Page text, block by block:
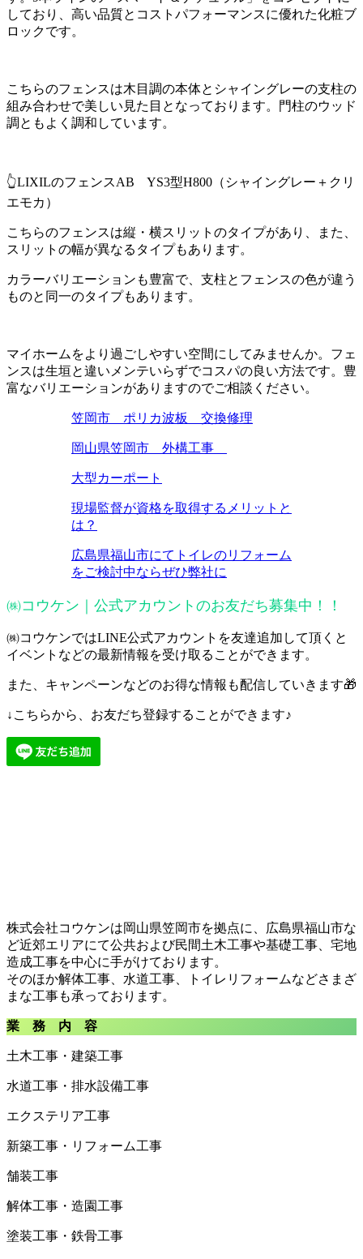
しており、高い品質とコストパフォーマンスに優れた化粧ブ
ロックです。
こちらのフェンスは木目調の本体とシャイングレーの支柱の
組み合わせで美しい見た目となっております。門柱のウッド
調ともよく調和しています。
👆LIXILのフェンスAB YS3型H800（シャイングレー＋クリ
エモカ）
こちらのフェンスは縦・横スリットのタイプがあり、また、
スリットの幅が異なるタイプもあります。
カラーバリエーションも豊富で、支柱とフェンスの色が違う
ものと同一のタイプもあります。
マイホームをより過ごしやすい空間にしてみませんか。フェ
ンスは生垣と違いメンテいらずでコスパの良い方法です。豊
富なバリエーションがありますのでご相談ください。
笠岡市 ポリカ波板 交換修理
岡山県笠岡市 外構工事
大型カーポート
現場監督が資格を取得するメリットと
は？
広島県福山市にてトイレのリフォーム
をご検討中ならぜひ弊社に
㈱コウケン｜公式アカウントのお友だち募集中！！
㈱コウケンではLINE公式アカウントを友達追加して頂くと
イベントなどの最新情報を受け取ることができます。
また、キャンペーンなどのお得な情報も配信していきます🎁
↓こちらから、お友だち登録することができます♪
株式会社コウケンは岡山県笠岡市を拠点に、広島県福山市な
ど近郊エリアにて公共および民間土木工事や基礎工事、宅地
造成工事を中心に手がけております。
そのほか解体工事、水道工事、トイレリフォームなどさまざ
まな工事も承っております。
業 務 内 容
土木工事・建築工事
水道工事・排水設備工事
エクステリア工事
新築工事・リフォーム工事
舗装工事
解体工事・造園工事
塗装工事・鉄骨工事